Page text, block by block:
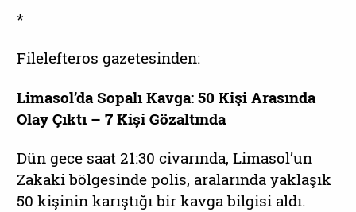
*
Filelefteros gazetesinden:
Limasol’da Sopalı Kavga: 50 Kişi Arasında
Olay Çıktı – 7 Kişi Gözaltında
Dün gece saat 21:30 civarında, Limasol’un
Zakaki bölgesinde polis, aralarında yaklaşık
50 kişinin karıştığı bir kavga bilgisi aldı.